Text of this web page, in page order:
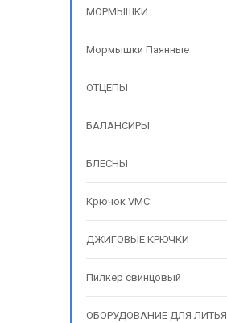
МОРМЫШКИ
Мормышки Паянные
ОТЦЕПЫ
БАЛАНСИРЫ
БЛЕСНЫ
Крючок VMC
ДЖИГОВЫЕ КРЮЧКИ
Пилкер свинцовый
ОБОРУДОВАНИЕ ДЛЯ ЛИТЬЯ